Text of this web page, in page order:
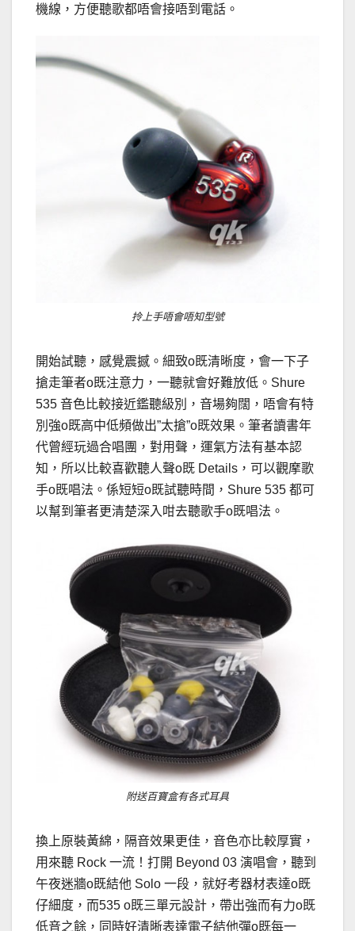
機線，方便聽歌都唔會接唔到電話。
拎上手唔會唔知型號
開始試聽，感覺震撼。細致o既清晰度，會一下子
搶走筆者o既注意力，一聽就會好難放低。Shure
535 音色比較接近鑑聽級別，音場夠闊，唔會有特
別強o既高中低頻做出”太搶”o既效果。筆者讀書年
代曾經玩過合唱團，對用聲，運氣方法有基本認
知，所以比較喜歡聽人聲o既 Details，可以觀摩歌
手o既唱法。係短短o既試聽時間，Shure 535 都可
以幫到筆者更清楚深入咁去聽歌手o既唱法。
附送百寶盒有各式耳具
換上原裝黃綿，隔音效果更佳，音色亦比較厚實，
用來聽 Rock 一流！打開 Beyond 03 演唱會，聽到
午夜迷牆o既結他 Solo 一段，就好考器材表達o既
仔細度，而535 o既三單元設計，帶出強而有力o既
低音之餘，同時好清晰表達電子結他彈o既每一